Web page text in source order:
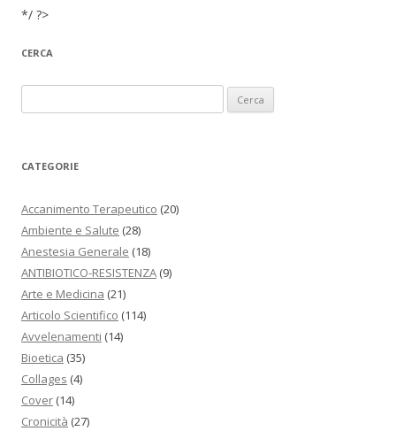
*/ ?>
CERCA
CATEGORIE
Accanimento Terapeutico (20)
Ambiente e Salute (28)
Anestesia Generale (18)
ANTIBIOTICO-RESISTENZA (9)
Arte e Medicina (21)
Articolo Scientifico (114)
Avvelenamenti (14)
Bioetica (35)
Collages (4)
Cover (14)
Cronicità (27)